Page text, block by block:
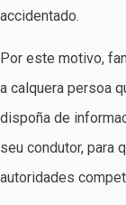
accidentado.
Por este motivo,
a calquera persoa
dispoña de
seu condutor, para
autoridades